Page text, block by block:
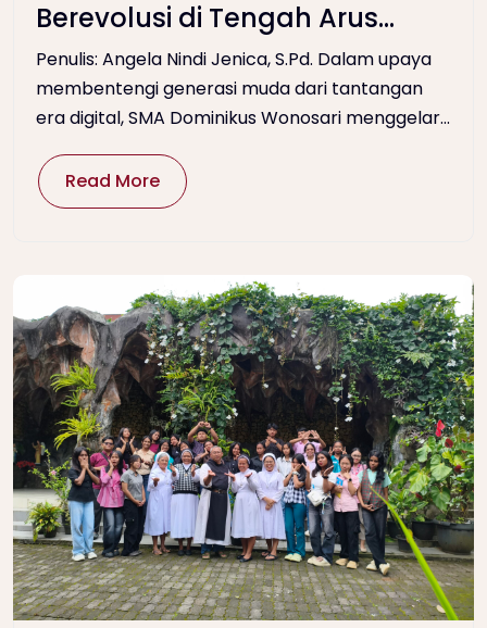
Berevolusi di Tengah Arus
Zaman (BINTALSIK Tahun
Ajaran 2026-2027)
Penulis: Angela Nindi Jenica, S.Pd. Dalam upaya
membentengi generasi muda dari tantangan
era digital, SMA Dominikus Wonosari menggelar...
Read More